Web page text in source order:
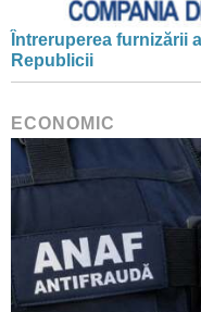
Întreruperea furnizării
Republicii
ECONOMIC